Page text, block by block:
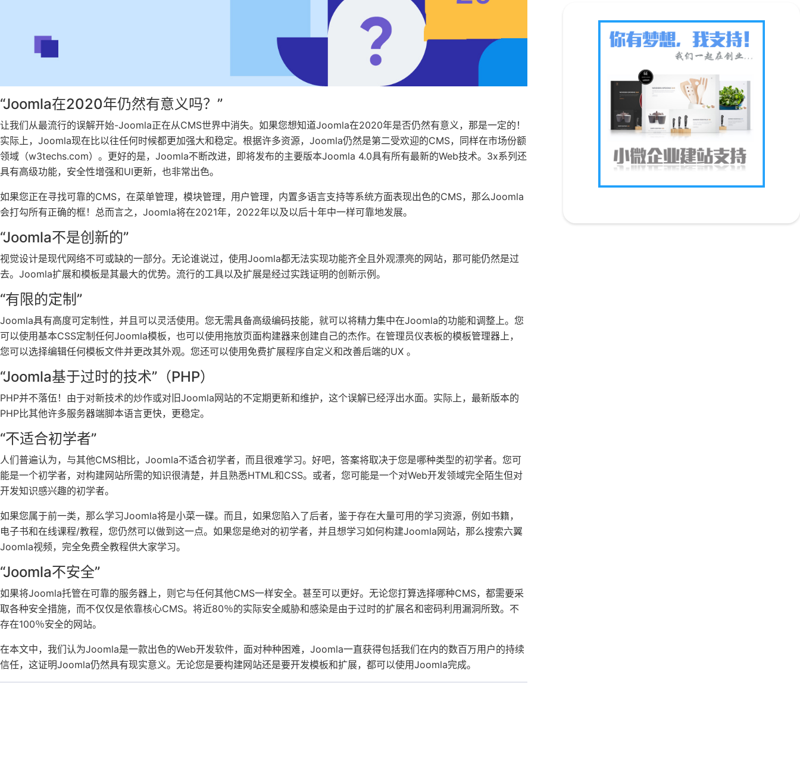
“Joomla在2020年仍然有意义吗？”
让我们从最流行的误解开始-Joomla正在从CMS世界中消失。如果您想知道Joomla在2020年是否仍然有意义，那是一定的！
实际上，Joomla现在比以往任何时候都更加强大和稳定。根据许多资源，Joomla仍然是第二受欢迎的CMS，同样在市场份额
领域（w3techs.com）。更好的是，Joomla不断改进，即将发布的主要版本Joomla 4.0具有所有最新的Web技术。3x系列还
具有高级功能，安全性增强和UI更新，也非常出色。
如果您正在寻找可靠的CMS，在菜单管理，模块管理，用户管理，内置多语言支持等系统方面表现出色的CMS，那么Joomla
会打勾所有正确的框！总而言之，Joomla将在2021年，2022年以及以后十年中一样可靠地发展。
“Joomla不是创新的”
视觉设计是现代网络不可或缺的一部分。无论谁说过，使用Joomla都无法实现功能齐全且外观漂亮的网站，那可能仍然是过
去。Joomla扩展和模板是其最大的优势。流行的工具以及扩展是经过实践证明的创新示例。
“有限的定制”
Joomla具有高度可定制性，并且可以灵活使用。您无需具备高级编码技能，就可以将精力集中在Joomla的功能和调整上。您
可以使用基本CSS定制任何Joomla模板，也可以使用拖放页面构建器来创建自己的杰作。在管理员仪表板的模板管理器上，
您可以选择编辑任何模板文件并更改其外观。您还可以使用免费扩展程序自定义和改善后端的UX 。
“Joomla基于过时的技术”（PHP）
PHP并不落伍！由于对新技术的炒作或对旧Joomla网站的不定期更新和维护，这个误解已经浮出水面。实际上，最新版本的
PHP比其他许多服务器端脚本语言更快，更稳定。
“不适合初学者”
人们普遍认为，与其他CMS相比，Joomla不适合初学者，而且很难学习。好吧，答案将取决于您是哪种类型的初学者。您可
能是一个初学者，对构建网站所需的知识很清楚，并且熟悉HTML和CSS。或者，您可能是一个对Web开发领域完全陌生但对
开发知识感兴趣的初学者。
如果您属于前一类，那么学习Joomla将是小菜一碟。而且，如果您陷入了后者，鉴于存在大量可用的学习资源，例如书籍，
电子书和在线课程/教程，您仍然可以做到这一点。如果您是绝对的初学者，并且想学习如何构建Joomla网站，那么搜索六翼
Joomla视频，完全免费全教程供大家学习。
“Joomla不安全”
如果将Joomla托管在可靠的服务器上，则它与任何其他CMS一样安全。甚至可以更好。无论您打算选择哪种CMS，都需要采
取各种安全措施，而不仅仅是依靠核心CMS。将近80％的实际安全威胁和感染是由于过时的扩展名和密码利用漏洞所致。不
存在100％安全的网站。
在本文中，我们认为Joomla是一款出色的Web开发软件，面对种种困难，Joomla一直获得包括我们在内的数百万用户的持续
信任，这证明Joomla仍然具有现实意义。无论您是要构建网站还是要开发模板和扩展，都可以使用Joomla完成。